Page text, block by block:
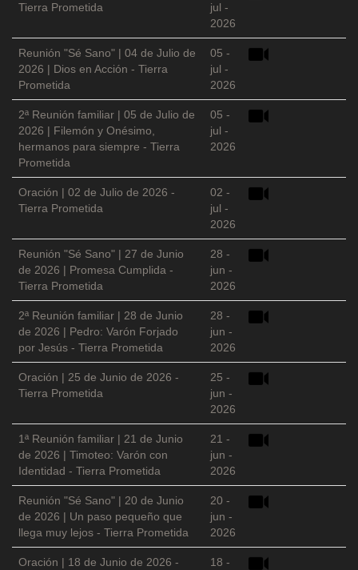
Tierra Prometida
jul -
2026
Reunión "Sé Sano" | 04 de Julio de
2026 | Dios en Acción - Tierra
Prometida
05 -
jul -
2026
2ª Reunión familiar | 05 de Julio de
2026 | Filemón y Onésimo,
hermanos para siempre - Tierra
Prometida
05 -
jul -
2026
Oración | 02 de Julio de 2026 -
Tierra Prometida
02 -
jul -
2026
Reunión "Sé Sano" | 27 de Junio
de 2026 | Promesa Cumplida -
Tierra Prometida
28 -
jun -
2026
2ª Reunión familiar | 28 de Junio
de 2026 | Pedro: Varón Forjado
por Jesús - Tierra Prometida
28 -
jun -
2026
Oración | 25 de Junio de 2026 -
Tierra Prometida
25 -
jun -
2026
1ª Reunión familiar | 21 de Junio
de 2026 | Timoteo: Varón con
Identidad - Tierra Prometida
21 -
jun -
2026
Reunión "Sé Sano" | 20 de Junio
de 2026 | Un paso pequeño que
llega muy lejos - Tierra Prometida
20 -
jun -
2026
Oración | 18 de Junio de 2026 -
18 -